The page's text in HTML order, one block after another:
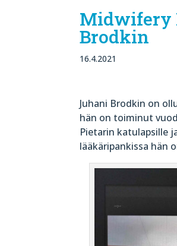
Midwifery
Brodkin
16.4.2021
Juhani Brodkin on
hän on toiminut
Pietarin katulapsille
lääkäripankissa hän